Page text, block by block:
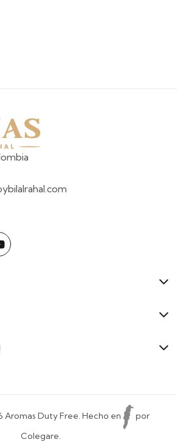
Aromas Duty Free. Hecho en
por
Colegare.